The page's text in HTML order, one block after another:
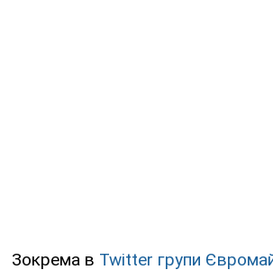
Зокрема в Twitter групи